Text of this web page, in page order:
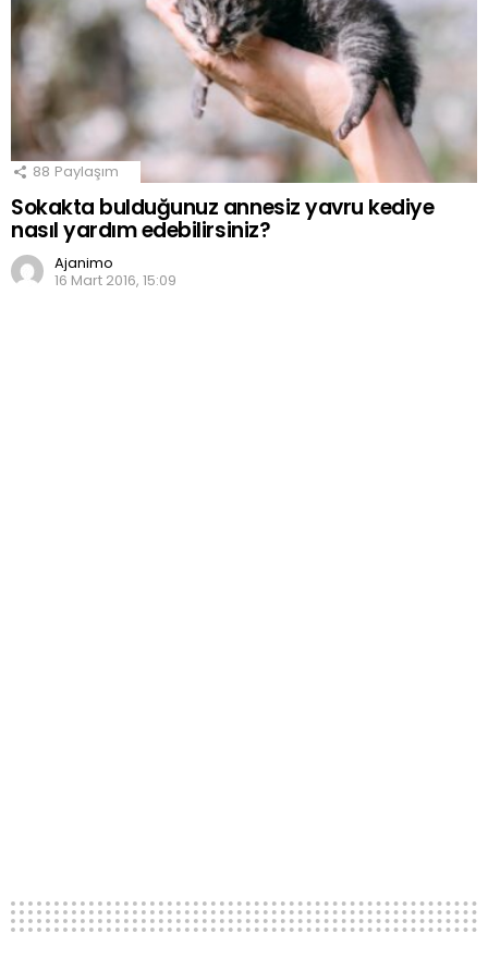
88 Paylaşım
Sokakta bulduğunuz annesiz yavru kediye
nasıl yardım edebilirsiniz?
Ajanimo
16 Mart 2016, 15:09